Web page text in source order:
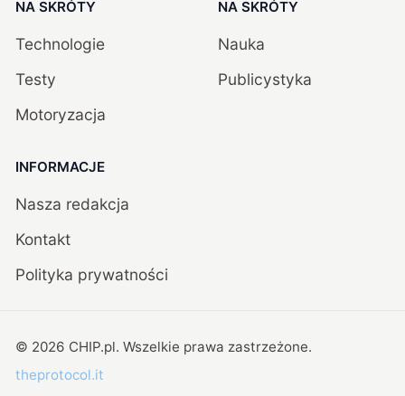
NA SKRÓTY
Technologie
Testy
Motoryzacja
NA SKRÓTY
Nauka
Publicystyka
INFORMACJE
Nasza redakcja
Kontakt
Polityka prywatności
© 2026 CHIP.pl. Wszelkie prawa zastrzeżone.
theprotocol.it